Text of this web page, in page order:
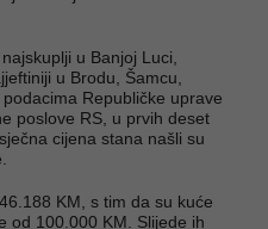
u Banjoj Luci,
u Brodu, Šamcu,
Republičke uprave
poslove RS, u prvih deset
cijena stana našli su
KM, s tim da su kuće
od 100.000 KM. Slijede ih